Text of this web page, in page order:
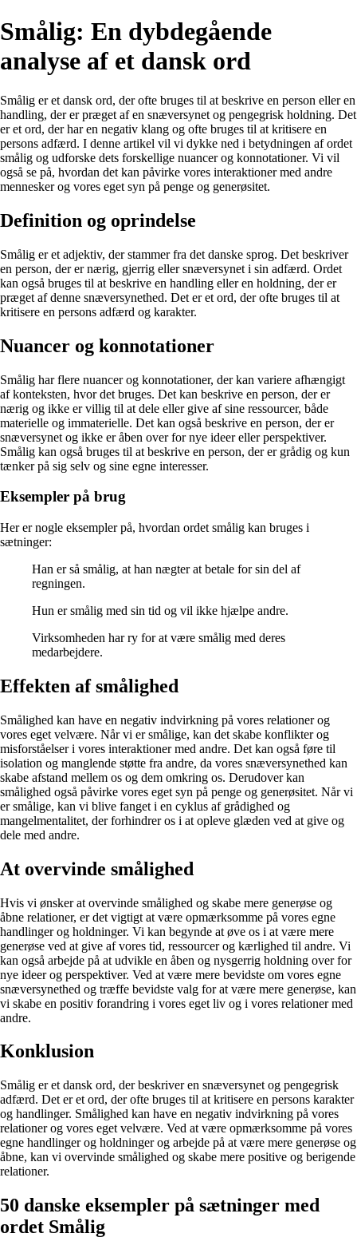
Smålig: En dybdegående
analyse af et dansk ord
Smålig er et dansk ord, der ofte bruges til at beskrive en person eller en
handling, der er præget af en snæversynet og pengegrisk holdning. Det
er et ord, der har en negativ klang og ofte bruges til at kritisere en
persons adfærd. I denne artikel vil vi dykke ned i betydningen af ordet
smålig og udforske dets forskellige nuancer og konnotationer. Vi vil
også se på, hvordan det kan påvirke vores interaktioner med andre
mennesker og vores eget syn på penge og generøsitet.
Definition og oprindelse
Smålig er et adjektiv, der stammer fra det danske sprog. Det beskriver
en person, der er nærig, gjerrig eller snæversynet i sin adfærd. Ordet
kan også bruges til at beskrive en handling eller en holdning, der er
præget af denne snæversynethed. Det er et ord, der ofte bruges til at
kritisere en persons adfærd og karakter.
Nuancer og konnotationer
Smålig har flere nuancer og konnotationer, der kan variere afhængigt
af konteksten, hvor det bruges. Det kan beskrive en person, der er
nærig og ikke er villig til at dele eller give af sine ressourcer, både
materielle og immaterielle. Det kan også beskrive en person, der er
snæversynet og ikke er åben over for nye ideer eller perspektiver.
Smålig kan også bruges til at beskrive en person, der er grådig og kun
tænker på sig selv og sine egne interesser.
Eksempler på brug
Her er nogle eksempler på, hvordan ordet smålig kan bruges i
sætninger:
Han er så smålig, at han nægter at betale for sin del af
regningen.
Hun er smålig med sin tid og vil ikke hjælpe andre.
Virksomheden har ry for at være smålig med deres
medarbejdere.
Effekten af smålighed
Smålighed kan have en negativ indvirkning på vores relationer og
vores eget velvære. Når vi er smålige, kan det skabe konflikter og
misforståelser i vores interaktioner med andre. Det kan også føre til
isolation og manglende støtte fra andre, da vores snæversynethed kan
skabe afstand mellem os og dem omkring os. Derudover kan
smålighed også påvirke vores eget syn på penge og generøsitet. Når vi
er smålige, kan vi blive fanget i en cyklus af grådighed og
mangelmentalitet, der forhindrer os i at opleve glæden ved at give og
dele med andre.
At overvinde smålighed
Hvis vi ønsker at overvinde smålighed og skabe mere generøse og
åbne relationer, er det vigtigt at være opmærksomme på vores egne
handlinger og holdninger. Vi kan begynde at øve os i at være mere
generøse ved at give af vores tid, ressourcer og kærlighed til andre. Vi
kan også arbejde på at udvikle en åben og nysgerrig holdning over for
nye ideer og perspektiver. Ved at være mere bevidste om vores egne
snæversynethed og træffe bevidste valg for at være mere generøse, kan
vi skabe en positiv forandring i vores eget liv og i vores relationer med
andre.
Konklusion
Smålig er et dansk ord, der beskriver en snæversynet og pengegrisk
adfærd. Det er et ord, der ofte bruges til at kritisere en persons karakter
og handlinger. Smålighed kan have en negativ indvirkning på vores
relationer og vores eget velvære. Ved at være opmærksomme på vores
egne handlinger og holdninger og arbejde på at være mere generøse og
åbne, kan vi overvinde smålighed og skabe mere positive og berigende
relationer.
50 danske eksempler på sætninger med
ordet Smålig